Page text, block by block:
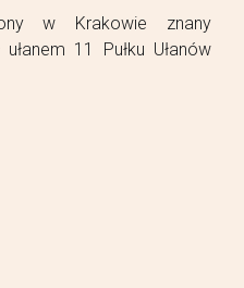
w Krakowie znany
11 Pułku Ułanów